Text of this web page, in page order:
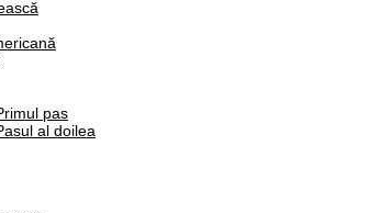
pas
al doilea